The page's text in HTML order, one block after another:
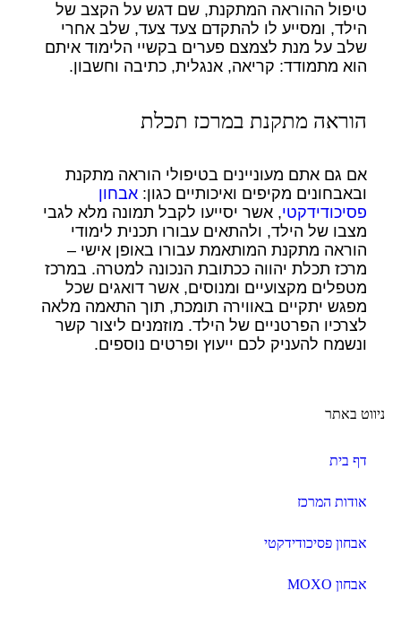
טיפול ההוראה המתקנת, שם דגש על הקצב של
הילד, ומסייע לו להתקדם צעד צעד, שלב אחרי
שלב על מנת לצמצם פערים בקשיי הלימוד איתם
הוא מתמודד: קריאה, אנגלית, כתיבה וחשבון.
הוראה מתקנת במרכז תכלת
אם גם אתם מעוניינים בטיפולי הוראה מתקנת
ובאבחונים מקיפים ואיכותיים כגון: אבחון
פסיכודידקטי, אשר יסייעו לקבל תמונה מלא לגבי
מצבו של הילד, ולהתאים עבורו תכנית לימודי
הוראה מתקנת המותאמת עבורו באופן אישי –
מרכז תכלת יהווה ככתובת הנכונה למטרה. במרכז
מטפלים מקצועיים ומנוסים, אשר דואגים שכל
מפגש יתקיים באווירה תומכת, תוך התאמה מלאה
לצרכיו הפרטניים של הילד. מוזמנים ליצור קשר
ונשמח להעניק לכם ייעוץ ופרטים נוספים.
ניווט באתר
דף בית
אודות המרכז
אבחון פסיכודידקטי
אבחון MOXO